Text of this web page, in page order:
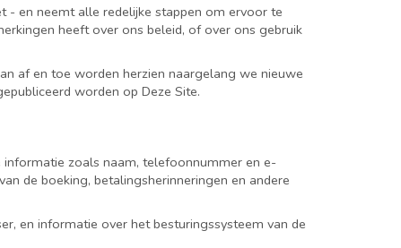
- en neemt alle redelijke stappen om ervoor te
heeft over ons beleid, of over ons gebruik
af en toe worden herzien naargelang we nieuwe
worden op Deze Site.
zoals naam, telefoonnummer en e-
de boeking, betalingsherinneringen en andere
en informatie over het besturingssysteem van de